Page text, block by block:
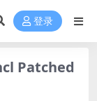
登录
Patched